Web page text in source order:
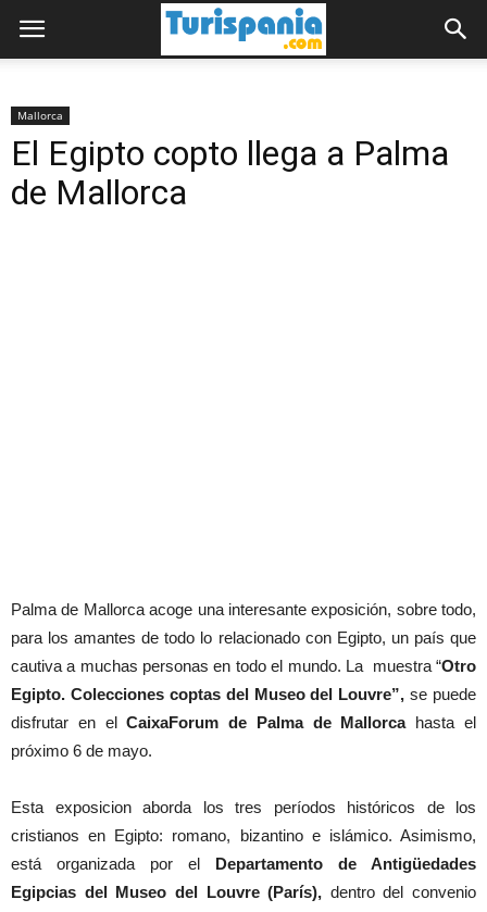
Mallorca
El Egipto copto llega a Palma
de Mallorca
Palma de Mallorca acoge una interesante exposición, sobre todo,
para los amantes de todo lo relacionado con Egipto, un país que
cautiva a muchas personas en todo el mundo. La muestra “Otro
Egipto. Colecciones coptas del Museo del Louvre”, se puede
disfrutar en elCaixaForum de Palma de Mallorcahasta el
próximo 6 de mayo.
Esta exposicion aborda los tres períodos históricos de los
cristianos en Egipto: romano, bizantino e islámico. Asimismo,
está organizada por el Departamento de Antigüedades
Egipcias del Museo del Louvre (París), dentro del convenio